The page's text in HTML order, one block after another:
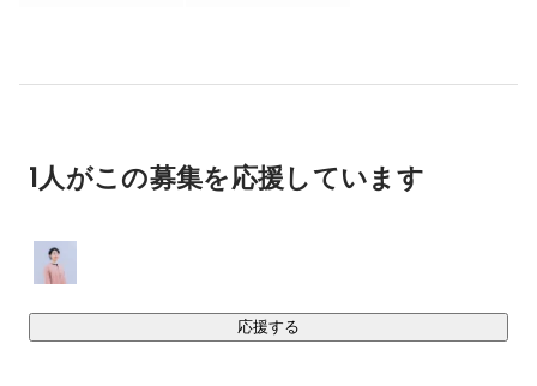
1人がこの募集を応援しています
応援する